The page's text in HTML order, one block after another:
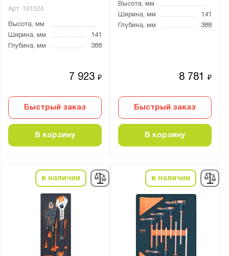
Арт. 191524
Высота, мм
Ширина, мм
141
Глубина, мм
388
7 923₽
Быстрый заказ
В корзину
Высота, мм
Ширина, мм
141
Глубина, мм
388
8 781₽
Быстрый заказ
В корзину
в наличии в наличии